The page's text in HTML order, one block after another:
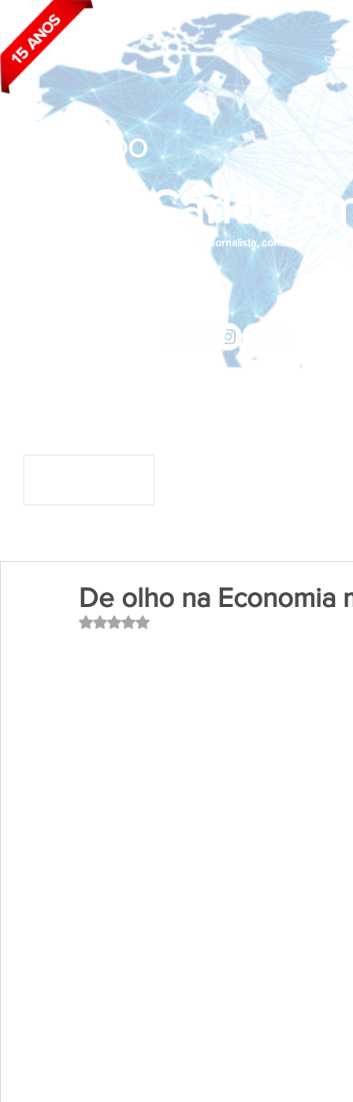
João Carlos
BLOG DO
Jornalista, consultor de
De olho na Economia
Avaliado com NaN de 5 estrelas.